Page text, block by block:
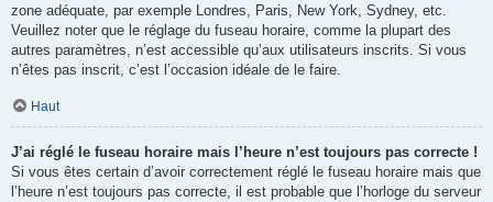
zone adéquate, par exemple Londres, Paris, New York, Sydney, etc.
Veuillez noter que le réglage du fuseau horaire, comme la plupart des
autres paramètres, n’est accessible qu’aux utilisateurs inscrits. Si vous
n’êtes pas inscrit, c’est l’occasion idéale de le faire.
Haut
J’ai réglé le fuseau horaire mais l’heure n’est toujours pas correcte !
Si vous êtes certain d’avoir correctement réglé le fuseau horaire mais que
l’heure n’est toujours pas correcte, il est probable que l’horloge du serveur